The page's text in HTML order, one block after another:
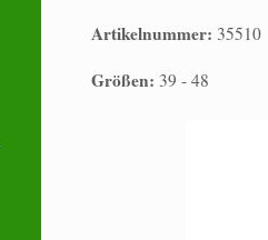
Artikelnummer: 35510
Größen: 39 - 48